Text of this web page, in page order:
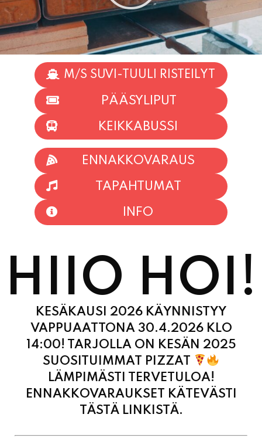
M/S SUVI-TUULI RISTEILYT
PÄÄSYLIPUT
KEIKKABUSSI
ENNAKKOVARAUS
TAPAHTUMAT
INFO
HIIO HOI!
KESÄKAUSI 2026 KÄYNNISTYY
VAPPUAATTONA 30.4.2026 KLO
14:00! TARJOLLA ON KESÄN 2025
SUOSITUIMMAT PIZZAT
LÄMPIMÄSTI TERVETULOA!
ENNAKKOVARAUKSET KÄTEVÄSTI
TÄSTÄ LINKISTÄ.